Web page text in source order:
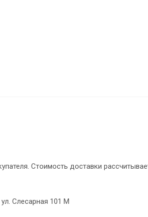
Стоимость доставки
Слесарная 101 М